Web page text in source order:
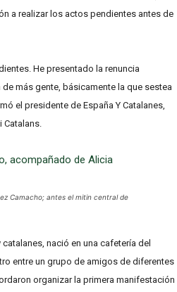
a realizar los actos pendientes antes de
He presentado la renuncia
más gente, básicamente la que sestea
el presidente de España Y Catalanes,
Catalans.
Camacho; antes el mitin central de
nació en una cafetería del
entre un grupo de amigos de diferentes
organizar la primera manifestación